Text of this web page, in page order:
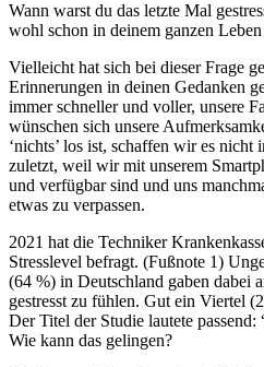
Wann warst du das letzte Mal
wohl schon in deinem ganzen
Vielleicht hat sich bei dieser Frage
Erinnerungen in deinen Gedanken
immer schneller und voller, unsere
wünschen sich unsere
‘nichts’ los ist, schaffen wir es nicht
zuletzt, weil wir mit unserem
und verfügbar sind und uns
etwas zu verpassen.
2021 hat die Techniker
Stresslevel befragt. (Fußnote 1)
(64 %) in Deutschland gaben dabei
gestresst zu fühlen. Gut ein Viertel
Der Titel der Studie lautete
Wie kann das gelingen?